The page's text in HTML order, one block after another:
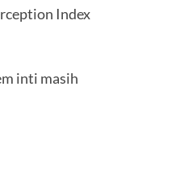
Index
inti masih